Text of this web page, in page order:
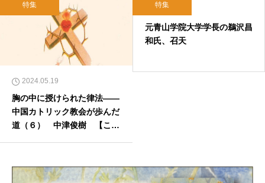
特集
2024.05.19
胸の中に授けられた律法――
中国カトリック教会が歩んだ
道（６） 中津俊樹 【この
特集
2019.02.07
元青山学院大学学長の鵜沢昌
和氏、召天